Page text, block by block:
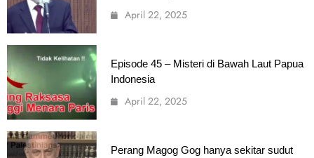
April 22, 2025
Episode 45 – Misteri di Bawah Laut Papua
Indonesia
April 22, 2025
Perang Magog Gog hanya sekitar sudut